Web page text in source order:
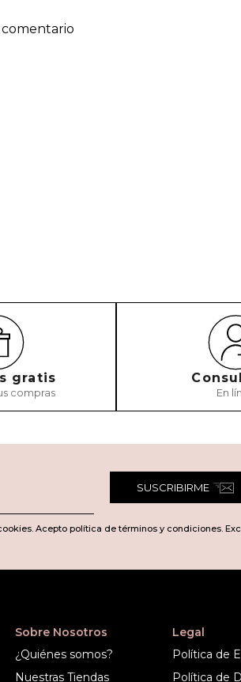
gratis
compras En
SUSCRIBIRME
Acepto política de términos y condiciones.
Sobre Nosotros
¿Quiénes somos?
Nuestras Tiendas
Legal
Política de
Política de